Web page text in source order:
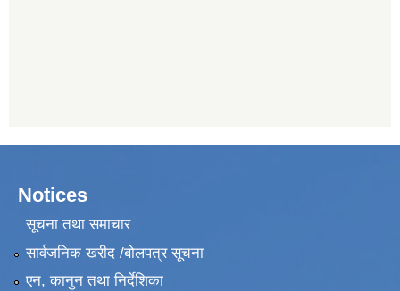
Notices
सूचना तथा समाचार
सार्वजनिक खरीद /बोलपत्र सूचना
एन, कानुन तथा निर्देशिका